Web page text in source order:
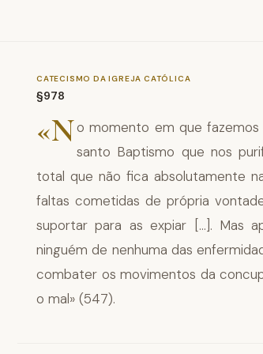
CATECISMO DA IGREJA CATÓLICA
§978
«No momento em que
santo Baptismo que nos
total que não fica absolutamente
faltas cometidas de própria
suportar para as expiar [...]. Mas
ninguém de nenhuma das
combater os movimentos da
o mal» (547).